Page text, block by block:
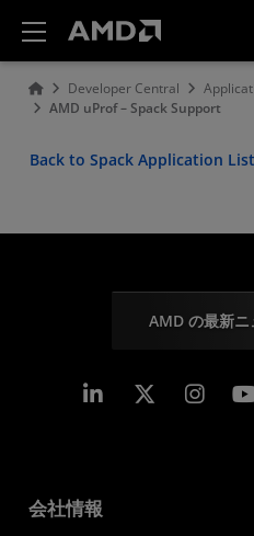
Developer Central
AMD uProf – Spack Support
Back to Spack Application
AMD の最新
Linkedin
会社情報